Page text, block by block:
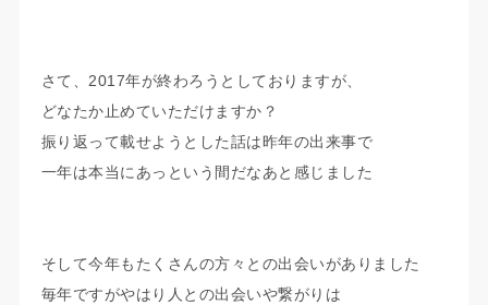
さて、2017年が終わろうとしておりますが、
どなたか止めていただけますか？
振り返って載せようとした話は昨年の出来事で
一年は本当にあっという間だなあと感じました
そして今年もたくさんの方々との出会いがありました
毎年ですがやはり人との出会いや繋がりは